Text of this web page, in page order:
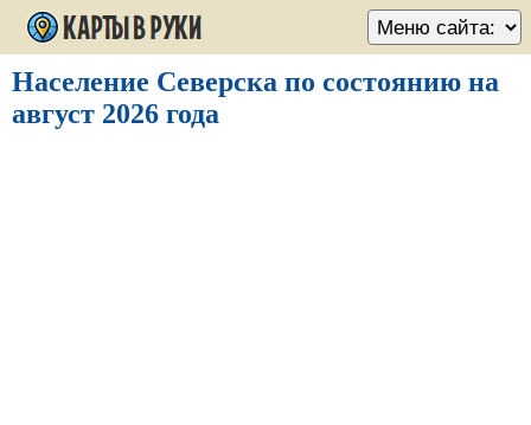
Население Северска по состоянию на
август 2026 года